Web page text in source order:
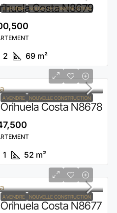
A VENDRE NOUVELLE CONSTRUCTION
Costa N8679
2 69 m²
A VENDRE NOUVELLE CONSTRUCTION
Costa N8678
1 52 m²
A VENDRE NOUVELLE CONSTRUCTION
Costa N8677